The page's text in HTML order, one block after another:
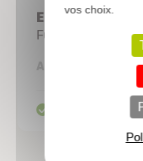
EUONYMUS
Fusain
A partir de 3,06
vos choix.